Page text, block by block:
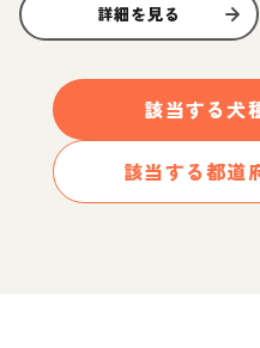
詳細を見る
該当する犬
該当する都道